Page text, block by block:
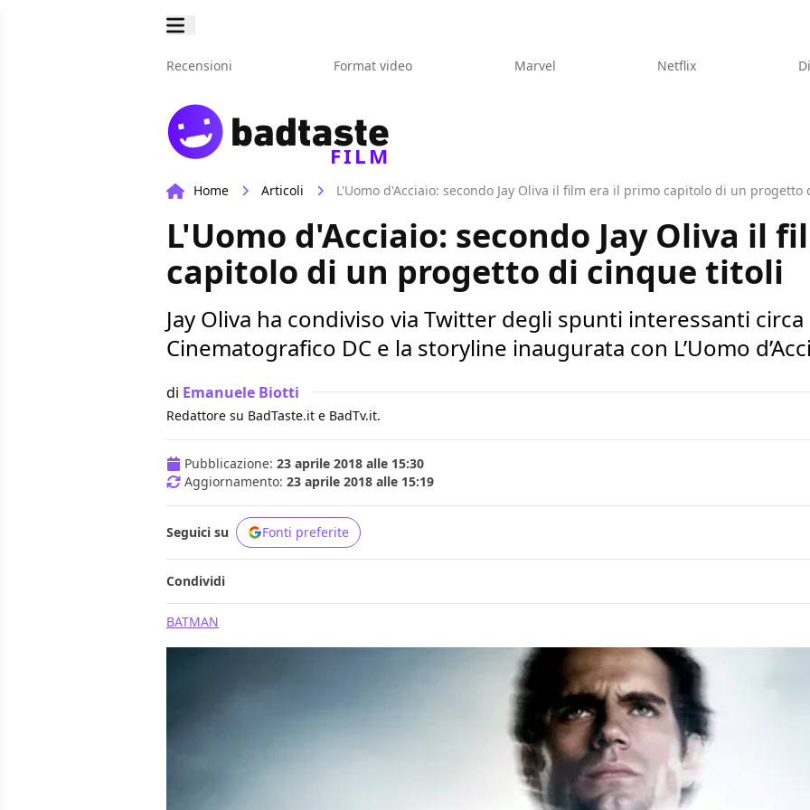
Recensioni Format video Marvel Netflix
FILM
Home Articoli L'Uomo d'Acciaio: secondo Jay Oliva il film era il primo capitolo di un
L'Uomo d'Acciaio: secondo Jay Oliva il
capitolo di un progetto di cinque titoli
Jay Oliva ha condiviso via Twitter degli spunti interessanti circa
Cinematografico DC e la storyline inaugurata con L’Uomo
di Emanuele Biotti
Redattore su BadTaste.it e BadTv.it.
Pubblicazione: 23 aprile 2018 alle 15:30
Aggiornamento: 23 aprile 2018 alle 15:19
Seguici su Fonti preferite
Condividi
BATMAN